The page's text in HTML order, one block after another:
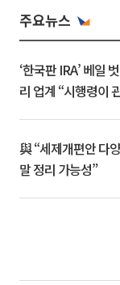
주요뉴스
‘한국판 IRA’ 베일
리 업계 “시행령이
與 “세제개편안 다
말 정리 가능성”